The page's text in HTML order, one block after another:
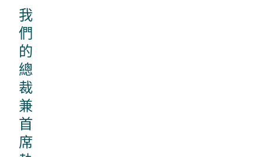
我
們
的
總
裁
兼
首
席